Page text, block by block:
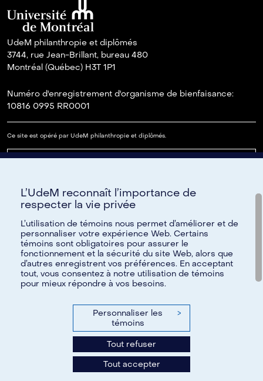
UdeM philanthropie et diplômés
3744, rue Jean-Brillant, bureau 480
Montréal (Québec) H3T 1P1
Numéro d'enregistrement d'organisme de bienfaisance:
10816 0995 RR0001
Ce site est opéré par UdeM philanthropie et diplômés.
Lire notre FAQ
Paramètres des témoins
Besoin d'aide?
Pour toute question, nous vous invitons à communiquer avec
nous par courriel àreseau@umontreal.ca
N'hésitez pas également à consulter notre foire aux
Tous les renseignements fournis à l’Université de Montréal
demeurent confidentiels.
L’UdeM reconnaît l’importance de
respecter la vie privée
L’utilisation de témoins nous permet d’améliorer et de
personnaliser votre expérience Web. Certains
témoins sont obligatoires pour assurer le
fonctionnement et la sécurité du site Web, alors que
d’autres enregistrent vos préférences. En acceptant
tout, vous consentez à notre utilisation de témoins
pour mieux répondre à vos besoins.
Personnaliser les
témoins
>
Tout refuser
Tout accepter